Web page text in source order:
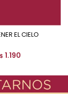
EL CIELO
$ 1.190